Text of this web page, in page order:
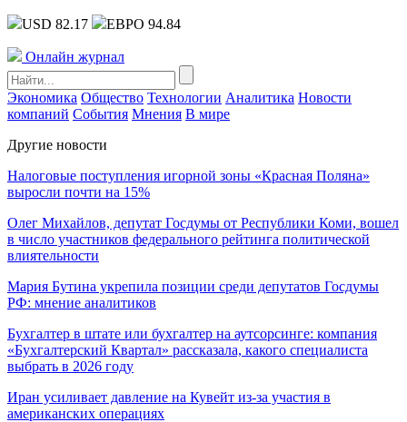
USD 82.17 ЕВРО 94.84
Онлайн журнал
Экономика Общество Технологии Аналитика Новости
компаний События Мнения В мире
Другие новости
Налоговые поступления игорной зоны «Красная Поляна»
выросли почти на 15%
Олег Михайлов, депутат Госдумы от Республики Коми, вошел
в число участников федерального рейтинга политической
влиятельности
Мария Бутина укрепила позиции среди депутатов Госдумы
РФ: мнение аналитиков
Бухгалтер в штате или бухгалтер на аутсорсинге: компания
«Бухгалтерский Квартал» рассказала, какого специалиста
выбрать в 2026 году
Иран усиливает давление на Кувейт из-за участия в
американских операциях